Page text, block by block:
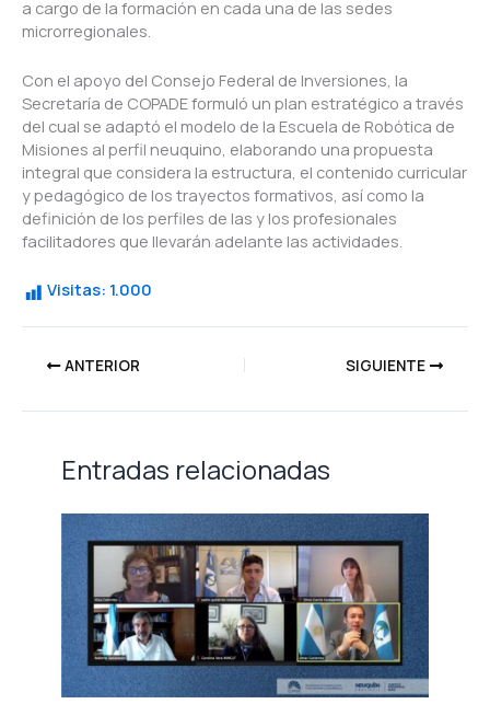
a cargo de la formación en cada una de las sedes
microrregionales.
Con el apoyo del Consejo Federal de Inversiones, la
Secretaría de COPADE formuló un plan estratégico a través
del cual se adaptó el modelo de la Escuela de Robótica de
Misiones al perfil neuquino, elaborando una propuesta
integral que considera la estructura, el contenido curricular
y pedagógico de los trayectos formativos, así como la
definición de los perfiles de las y los profesionales
facilitadores que llevarán adelante las actividades.
Visitas: 1.000
ANTERIOR SIGUIENTE
Entradas relacionadas